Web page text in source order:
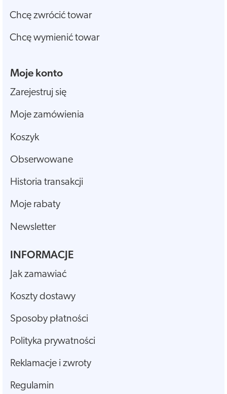
Chcę zwrócić towar
Chcę wymienić towar
Moje konto
Zarejestruj się
Moje zamówienia
Koszyk
Obserwowane
Historia transakcji
Moje rabaty
Newsletter
INFORMACJE
Jak zamawiać
Koszty dostawy
Sposoby płatności
Polityka prywatności
Reklamacje i zwroty
Regulamin